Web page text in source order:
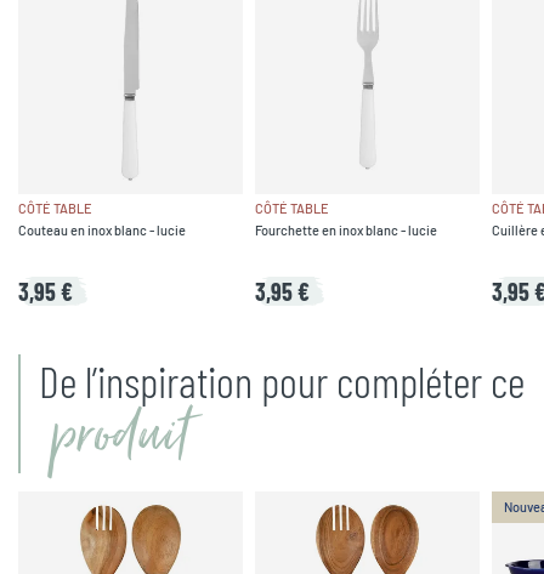
CÔTÉ TABLE
Couteau en inox blanc - lucie
3,95 €
CÔTÉ TABLE
Fourchette en inox blanc - lucie
3,95 €
CÔTÉ
Cuillère
3,95
De l’inspiration pour compléter ce
produit